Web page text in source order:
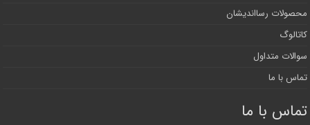
محصولات رسااندیشان
کاتالوگ
سوالات متداول
تماس با ما
تماس با ما